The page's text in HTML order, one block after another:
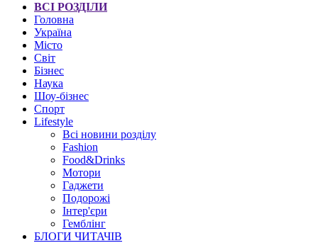
ВСІ РОЗДІЛИ
Головна
Україна
Місто
Світ
Бізнес
Наука
Шоу-бізнес
Спорт
Lifestyle
Всі новини розділу
Fashion
Food&Drinks
Мотори
Гаджети
Подорожі
Інтер'єри
Гемблінг
БЛОГИ ЧИТАЧІВ